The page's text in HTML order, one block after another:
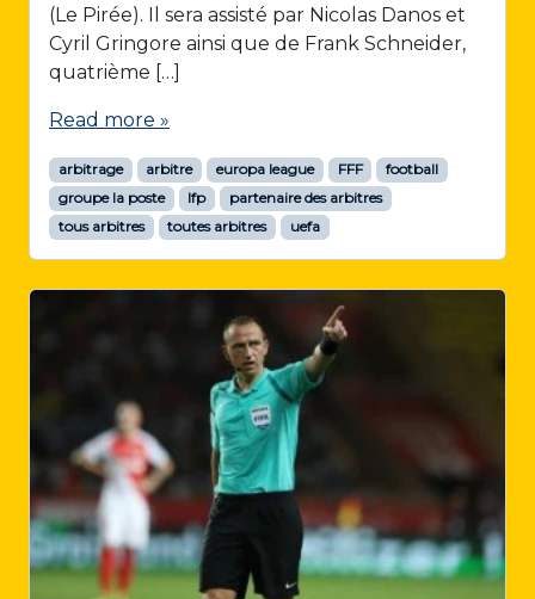
(Le Pirée). Il sera assisté par Nicolas Danos et
Cyril Gringore ainsi que de Frank Schneider,
quatrième […]
Read more »
arbitrage arbitre europa league FFF
football
groupe la poste
lfp
partenaire des arbitres
tous arbitres
toutes arbitres uefa